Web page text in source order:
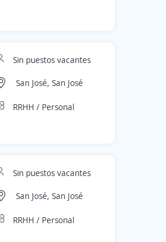
Sin puestos vacantes
San José, San José
RRHH / Personal
Sin puestos vacantes
San José, San José
RRHH / Personal